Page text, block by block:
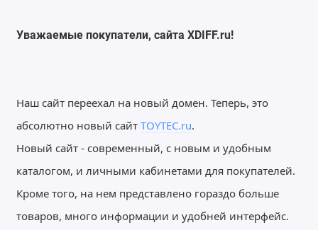
Уважаемые покупатели, сайта XDIFF.ru!
Наш сайт переехал на новый домен. Теперь, это
абсолютно новый сайт TOYTEC.ru.
Новый сайт - современный, с новым и удобным
каталогом, и личными кабинетами для покупателей.
Кроме того, на нем представлено гораздо больше
товаров, много информации и удобней интерфейс.